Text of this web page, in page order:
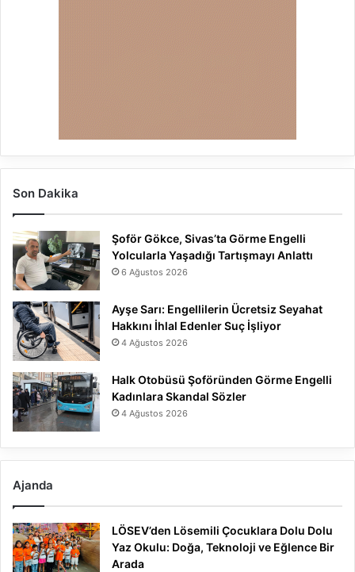
Son Dakika
Şoför Gökce, Sivas’ta Görme Engelli
Yolcularla Yaşadığı Tartışmayı Anlattı
6 Ağustos 2026
Ayşe Sarı: Engellilerin Ücretsiz Seyahat
Hakkını İhlal Edenler Suç İşliyor
4 Ağustos 2026
Halk Otobüsü Şoföründen Görme Engelli
Kadınlara Skandal Sözler
4 Ağustos 2026
Ajanda
LÖSEV’den Lösemili Çocuklara Dolu Dolu
Yaz Okulu: Doğa, Teknoloji ve Eğlence Bir
Arada